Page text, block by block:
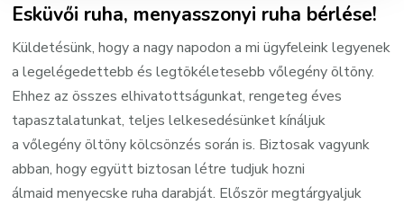
Esküvői ruha, menyasszonyi ruha bérlése!
Küldetésünk, hogy a nagy napodon a mi ügyfeleink legyenek
a legelégedettebb és legtökéletesebb vőlegény öltöny.
Ehhez az összes elhivatottságunkat, rengeteg éves
tapasztalatunkat, teljes lelkesedésünket kínáljuk
a vőlegény öltöny kölcsönzés során is. Biztosak vagyunk
abban, hogy együtt biztosan létre tudjuk hozni
álmaid menyecske ruha darabját. Először megtárgyaljuk